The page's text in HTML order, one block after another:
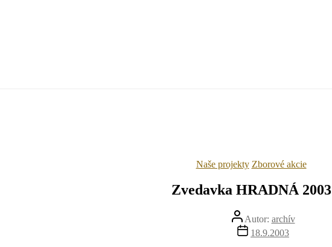
Kategórie
Naše projekty Zborové akcie
Zvedavka HRADNÁ 2003
Autor
článku
Autor: archív
Dátum
článku
18.9.2003